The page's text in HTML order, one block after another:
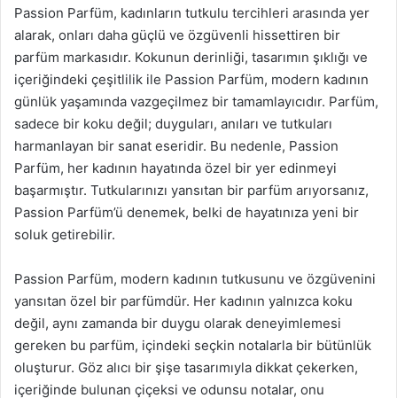
Passion Parfüm, kadınların tutkulu tercihleri arasında yer
alarak, onları daha güçlü ve özgüvenli hissettiren bir
parfüm markasıdır. Kokunun derinliği, tasarımın şıklığı ve
içeriğindeki çeşitlilik ile Passion Parfüm, modern kadının
günlük yaşamında vazgeçilmez bir tamamlayıcıdır. Parfüm,
sadece bir koku değil; duyguları, anıları ve tutkuları
harmanlayan bir sanat eseridir. Bu nedenle, Passion
Parfüm, her kadının hayatında özel bir yer edinmeyi
başarmıştır. Tutkularınızı yansıtan bir parfüm arıyorsanız,
Passion Parfüm’ü denemek, belki de hayatınıza yeni bir
soluk getirebilir.
Passion Parfüm, modern kadının tutkusunu ve özgüvenini
yansıtan özel bir parfümdür. Her kadının yalnızca koku
değil, aynı zamanda bir duygu olarak deneyimlemesi
gereken bu parfüm, içindeki seçkin notalarla bir bütünlük
oluşturur. Göz alıcı bir şişe tasarımıyla dikkat çekerken,
içeriğinde bulunan çiçeksi ve odunsu notalar, onu